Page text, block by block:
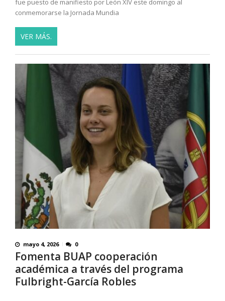
fue puesto de manifiesto por León XIV este domingo al
conmemorarse la Jornada Mundia
VER MÁS.
mayo 4, 2026 0
Fomenta BUAP cooperación
académica a través del programa
Fulbright-García Robles